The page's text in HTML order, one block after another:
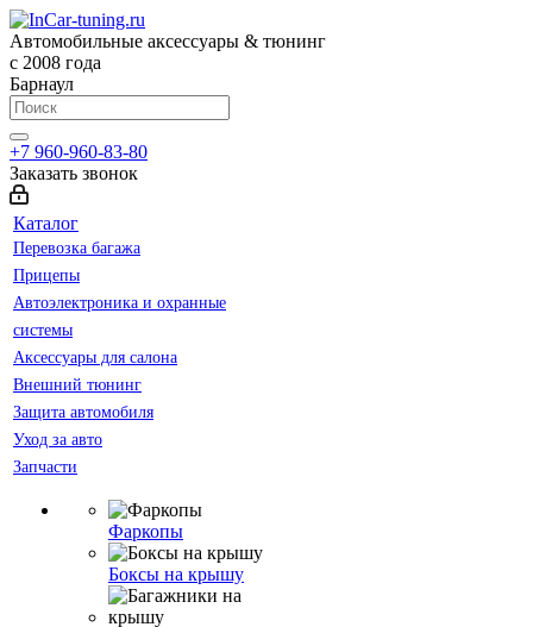
Автомобильные аксессуары & тюнинг
с 2008 года
Барнаул
+7 960-960-83-80
Заказать звонок
Каталог
Перевозка багажа
Прицепы
Автоэлектроника и охранные
системы
Аксессуары для салона
Внешний тюнинг
Защита автомобиля
Уход за авто
Запчасти
Фаркопы
Боксы на крышу